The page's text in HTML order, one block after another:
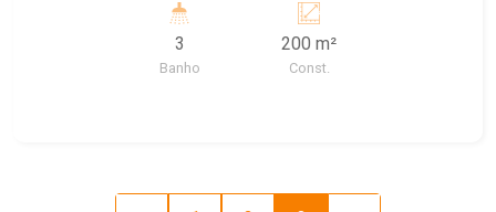
3
Banho
200 m²
Const.